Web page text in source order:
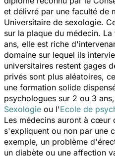
et délivré par une faculté de
Universitaire de sexologie.
sur la plaque du médecin.
ans, elle est riche
domaine sur lequel ils
universitaires restent gages
privés sont plus aléatoires,
une formation solide
psychologues sur 2 ou 3
Sexologie ou l'Ecole de
Les médecins auront à cœur
s'expliquent ou non par une
exemple, un problème
un diabète ou une affection